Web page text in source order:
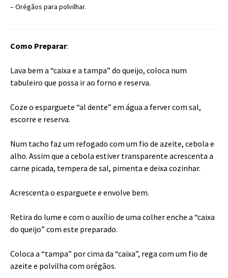
– Orégãos para polvilhar.
Como Preparar:
Lava bem a “caixa e a tampa” do queijo, coloca num
tabuleiro que possa ir ao forno e reserva.
Coze o esparguete “al dente” em água a ferver com sal,
escorre e reserva.
Num tacho faz um refogado com um fio de azeite, cebola e
alho. Assim que a cebola estiver transparente acrescenta a
carne picada, tempera de sal, pimenta e deixa cozinhar.
Acrescenta o esparguete e envolve bem.
Retira do lume e com o auxílio de uma colher enche a “caixa
do queijo” com este preparado.
Coloca a “tampa” por cima da “caixa”, rega com um fio de
azeite e polvilha com orégãos.